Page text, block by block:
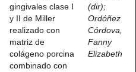
gingivales clase I
y II de Miller
realizado con
matriz de
colágeno porcina
combinado con
(dir);
Ordóñez
Córdova,
Fanny
Elizabeth